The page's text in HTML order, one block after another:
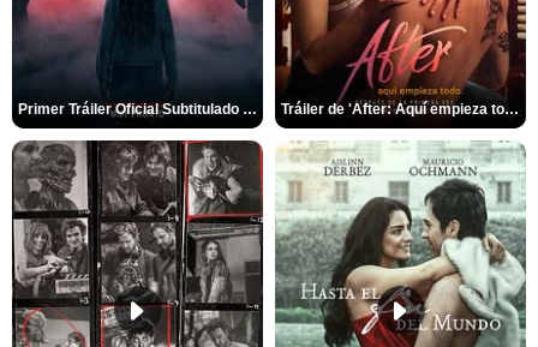
Primer Tráiler Oficial Subtitulado de 'La Noche Del Demonio: Están Entre Nosotros' Tráiler de 'After: Aquí empieza todo'